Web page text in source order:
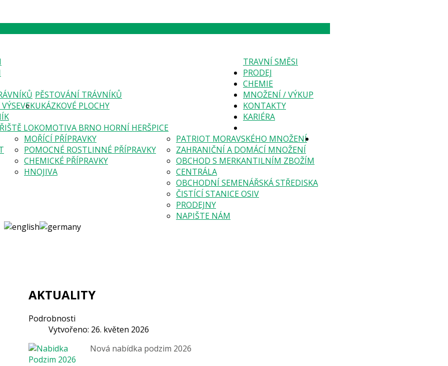
TRAVNÍ SMĚSI
PĚSTOVÁNÍ TRÁVNÍKŮ
UKÁZKOVÉ PLOCHY
LOKOMOTIVA BRNO HORNÍ HERŠPICE
PRODEJ
CHEMIE
MOŘÍCÍ PŘÍPRAVKY
POMOCNÉ ROSTLINNÉ PŘÍPRAVKY
CHEMICKÉ PŘÍPRAVKY
HNOJIVA
MNOŽENÍ / VÝKUP
PATRIOT MORAVSKÉHO MNOŽENÍ
ZAHRANIČNÍ A DOMÁCÍ MNOŽENÍ
OBCHOD S MERKANTILNÍM ZBOŽÍM
KONTAKTY
CENTRÁLA
OBCHODNÍ SEMENÁŘSKÁ STŘEDISKA
ČISTÍCÍ STANICE OSIV
PRODEJNY
NAPIŠTE NÁM
KARIÉRA
AKTUALITY
Podrobnosti
Vytvořeno: 26. květen 2026
Nová nabídka podzim 2026